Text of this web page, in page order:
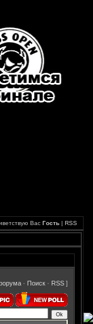
Вас Гость | RSS
· Поиск · RSS ]